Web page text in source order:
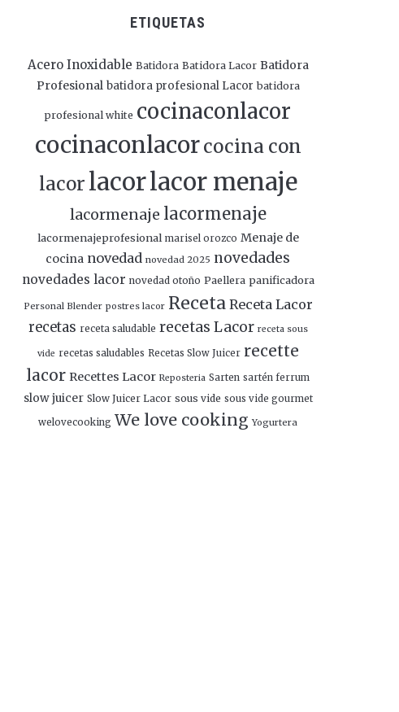
ETIQUETAS
Acero Inoxidable Batidora Batidora Lacor Batidora
Profesional batidora profesional Lacor batidora
profesional white cocinaconlacor
cocinaconlacorcocina con
lacor lacorlacor menaje
lacormenaje lacormenaje
lacormenajeprofesional marisel orozco Menaje de
cocina novedad novedad 2025 novedades
novedades lacor novedad otoño Paellera panificadora
Personal Blender postres lacor Receta Receta Lacor
recetas receta saludable recetas Lacor receta sous
vide recetas saludables Recetas Slow Juicer recette
lacor Recettes Lacor Reposteria Sarten sartén ferrum
slow juicer Slow Juicer Lacor sous vide sous vide gourmet
welovecooking We love cooking Yogurtera